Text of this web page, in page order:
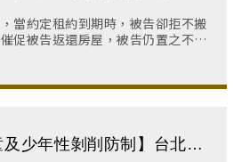
當約定租約到期時，被告卻拒不搬
促被告返還房屋，被告仍置之不
起遷讓房屋訴訟。
及少年性剝削防制】台北律